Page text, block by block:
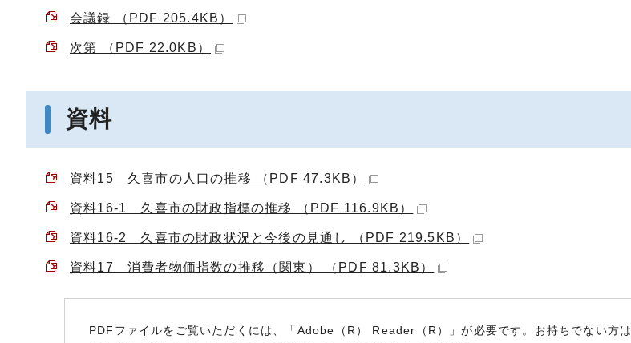
会議録 （PDF 205.4KB）
次第 （PDF 22.0KB）
資料
資料15 久喜市の人口の推移 （PDF 47.3KB）
資料16-1 久喜市の財政指標の推移 （PDF 116.9KB）
資料16-2 久喜市の財政状況と今後の見通し （PDF 219.5KB）
資料17 消費者物価指数の推移（関東） （PDF 81.3KB）
PDFファイルをご覧いただくには、「Adobe（R） Reader（R）」が必要です。お持ちでない方は